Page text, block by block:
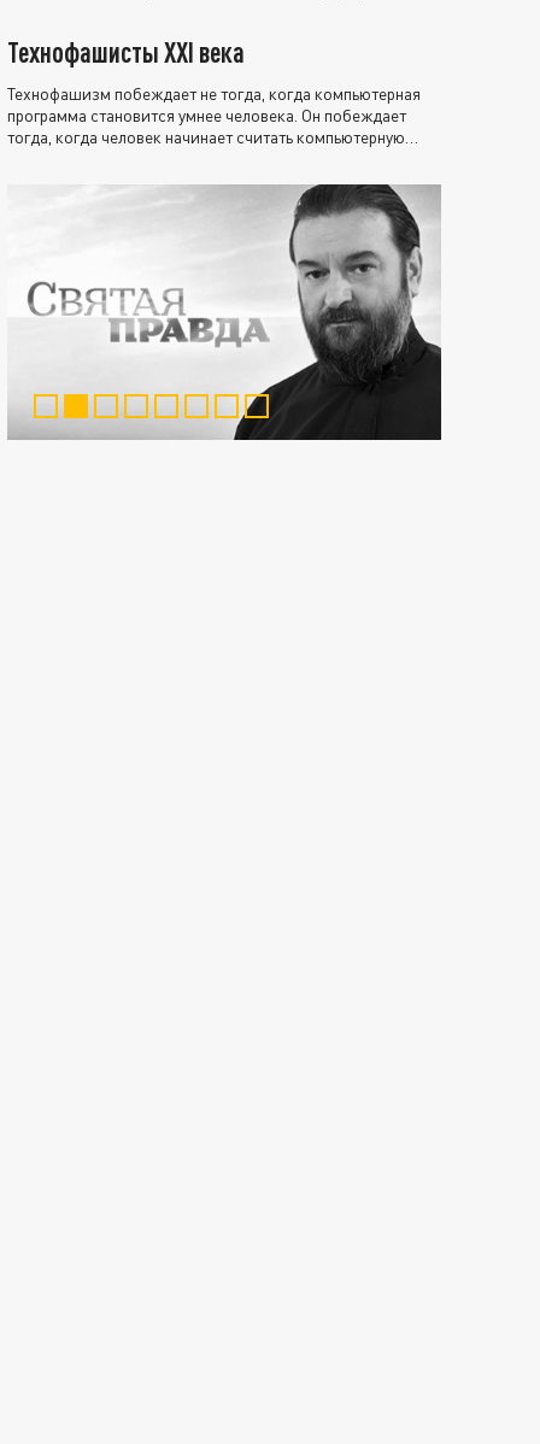
Технофашисты XXI века
Технофашизм побеждает не тогда, когда компьютерная
программа становится умнее человека. Он побеждает
тогда, когда человек начинает считать компьютерную